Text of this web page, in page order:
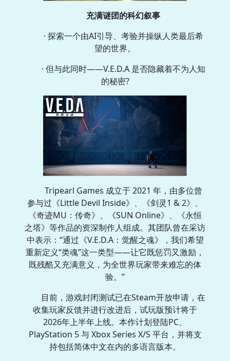
充满谜团的科幻叙事
· 探索一个由AI引导、考验并操纵人类最后希
望的世界。
· 但与此同时——V.E.D.A 是否隐藏着不为人知
的秘密?
Tripearl Games 成立于 2021 年，由多位曾
参与过《Little Devil Inside》、《剑灵1 & 2》、
《奇迹MU：传奇》、《SUN Online》、《永恒
之塔》等作品的资深制作人组成。其团队曾在采访
中表示：“通过《V.E.D.A：觉醒之魂》，我们希望
重新定义“类魂”这一类型——让它既惩罚又激励，
既残酷又充满意义，为全世界玩家带来难忘的体
验。”
目前，游戏封闭测试已在Steam开放申请，在
收集玩家反馈并进行改进后，试玩版预计将于
2026年上半年上线。本作计划登陆PC、
PlayStation 5 与 Xbox Series X/S 平台，并将支
持包括简体中文在内的多语言版本。